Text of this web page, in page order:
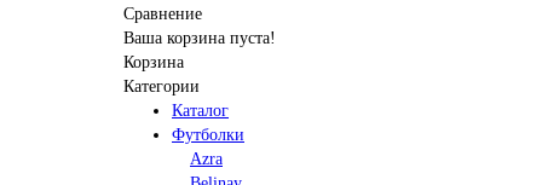
Сравнение
Ваша корзина пуста!
Корзина
Категории
Каталог
Футболки
Azra